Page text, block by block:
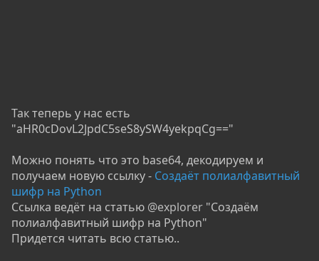
Так теперь у нас есть
"aHR0cDovL2JpdC5seS8ySW4yekpqCg=="
Можно понять что это base64, декодируем и
получаем новую ссылку - Создаёт полиалфавитный
шифр на Python
Ссылка ведёт на статью @explorer "Создаём
полиалфавитный шифр на Python"
Придется читать всю статью..